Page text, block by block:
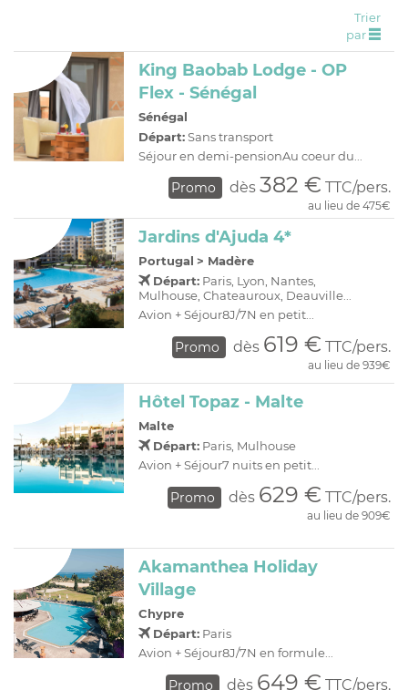
Trier
par
King Baobab Lodge - OP
Flex - Sénégal
Sénégal
Départ:Sans transport
Séjour en demi-pensionAu coeur du...
Promo dès 382 € TTC/pers.
au lieu de 475€
Jardins d'Ajuda 4*
Portugal > Madère
Départ: Paris, Lyon, Nantes,
Mulhouse, Chateauroux, Deauville...
Avion + Séjour8J/7N en petit...
Promo dès 619 € TTC/pers.
au lieu de 939€
Hôtel Topaz - Malte
Malte
Départ: Paris, Mulhouse
Avion + Séjour7 nuits en petit...
Promo dès 629 € TTC/pers.
au lieu de 909€
Akamanthea Holiday
Village
Chypre
Départ: Paris
Avion + Séjour8J/7N en formule...
Promo dès 649 € TTC/pers.